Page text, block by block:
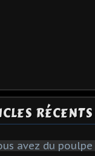
RÉCENTS